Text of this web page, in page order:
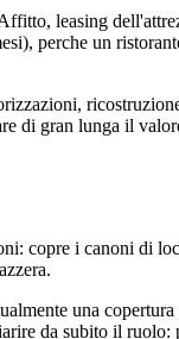
leasing
perche un
di gran lunga il
copre i canoni di
una
da subito il